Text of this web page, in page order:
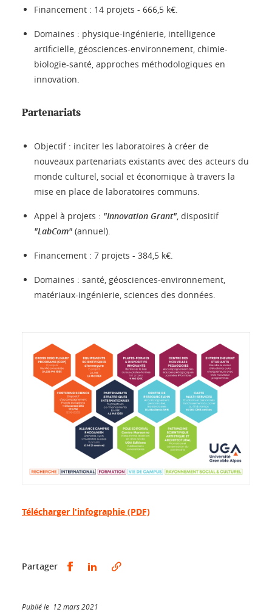
Financement : 14 projets - 666,5 k€.
Domaines : physique-ingénierie, intelligence
artificielle, géosciences-environnement, chimie-
biologie-santé, approches méthodologiques en
innovation.
Partenariats
Objectif : inciter les laboratoires à créer de
nouveaux partenariats existants avec des acteurs du
monde culturel, social et économique à travers la
mise en place de laboratoires communs.
Appel à projets : "Innovation Grant", dispositif
"LabCom" (annuel).
Financement : 7 projets - 384,5 k€.
Domaines : santé, géosciences-environnement,
matériaux-ingénierie, sciences des données.
Télécharger l'infographie (PDF)
Partager Partager sur Facebook
Partager sur LinkedIn
Publié le 12 mars 2021